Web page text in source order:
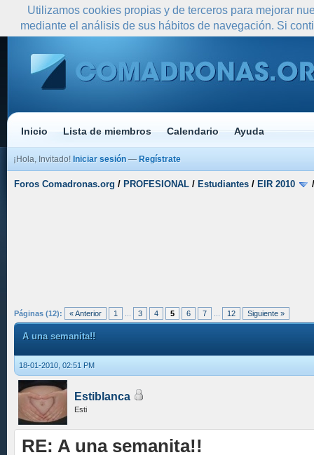
Inicio Lista de miembros Calendario Ayuda
¡Hola, Invitado! Iniciar sesión — Regístrate
Foros Comadronas.org / PROFESIONAL / Estudiantes / EIR 2010
Páginas (12): « Anterior 1 3 4 5 6 7 12 Siguiente »
A una semanita!!
18-01-2010, 02:51 PM
Estiblanca
Esti
RE: A una semanita!!
Utilizamos cookies propias y de terceros para mejorar
mediante el análisis de sus hábitos de navegación. Si